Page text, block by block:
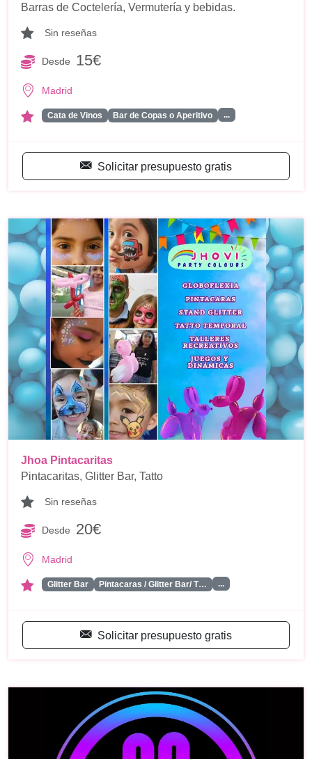
Barras de Coctelería, Vermutería y bebidas.
Sin reseñas
Desde 15€
Madrid
Cata de Vinos Bar de Copas o Aperitivo ...
Solicitar presupuesto gratis
Jhoa Pintacaritas
Pintacaritas, Glitter Bar, Tatto
Sin reseñas
Desde 20€
Madrid
Glitter Bar Pintacaras / Glitter Bar/ T… ...
Solicitar presupuesto gratis